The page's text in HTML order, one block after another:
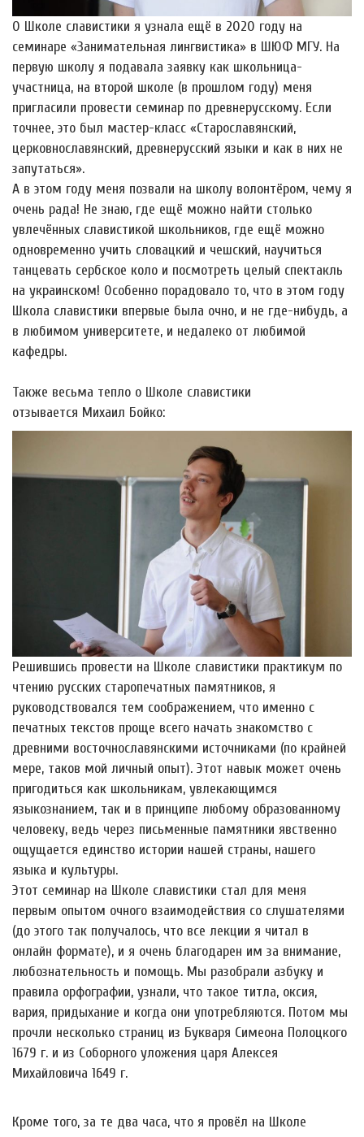
О Школе славистики я узнала ещё в 2020 году на
семинаре «Занимательная лингвистика» в ШЮФ МГУ. На
первую школу я подавала заявку как школьница-
участница, на второй школе (в прошлом году) меня
пригласили провести семинар по древнерусскому. Если
точнее, это был мастер-класс «Старославянский,
церковнославянский, древнерусский языки и как в них не
запутаться».
А в этом году меня позвали на школу волонтёром, чему я
очень рада! Не знаю, где ещё можно найти столько
увлечëнных славистикой школьников, где ещё можно
одновременно учить словацкий и чешский, научиться
танцевать сербское коло и посмотреть целый спектакль
на украинском! Особенно порадовало то, что в этом году
Школа славистики впервые была очно, и не где-нибудь, а
в любимом университете, и недалеко от любимой
кафедры.
Также весьма тепло о Школе славистики
отзывается Михаил Бойко:
Решившись провести на Школе славистики практикум по
чтению русских старопечатных памятников, я
руководствовался тем соображением, что именно с
печатных текстов проще всего начать знакомство с
древними восточнославянскими источниками (по крайней
мере, таков мой личный опыт). Этот навык может очень
пригодиться как школьникам, увлекающимся
языкознанием, так и в принципе любому образованному
человеку, ведь через письменные памятники явственно
ощущается единство истории нашей страны, нашего
языка и культуры.
Этот семинар на Школе славистики стал для меня
первым опытом очного взаимодействия со слушателями
(до этого так получалось, что все лекции я читал в
онлайн формате), и я очень благодарен им за внимание,
любознательность и помощь. Мы разобрали азбуку и
правила орфографии, узнали, что такое титла, оксия,
вария, придыхание и когда они употребляются. Потом мы
прочли несколько страниц из Букваря Симеона Полоцкого
1679 г. и из Соборного уложения царя Алексея
Михайловича 1649 г.
Кроме того, за те два часа, что я провёл на Школе